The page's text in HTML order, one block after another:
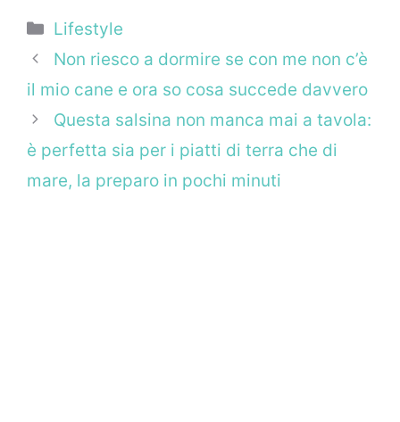
Categorie
Lifestyle
Non riesco a dormire se con me non c’è
il mio cane e ora so cosa succede davvero
Questa salsina non manca mai a tavola:
è perfetta sia per i piatti di terra che di
mare, la preparo in pochi minuti